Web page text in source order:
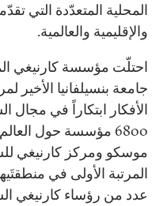
المحلية المتعدّدة التي
والإقليمية والعالمية.
احتلّت مؤسسة كارنيغي
جامعة بنسيلفانيا الأخير
الأفكار ابتكاراً في
6800 مؤسسة حول
موسكو ومركز كارنيغي
المرتبة الأولى في
عدد من رؤساء كارنيغي